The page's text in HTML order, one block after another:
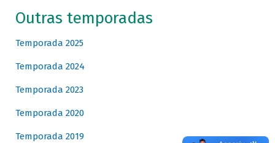
Outras temporadas
Temporada 2025
Temporada 2024
Temporada 2023
Temporada 2020
Temporada 2019